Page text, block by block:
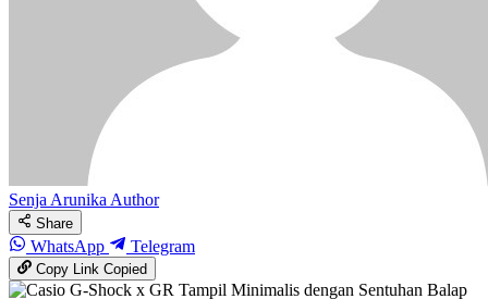
Senja ArunikaAuthor
Share
WhatsApp Telegram
Copy LinkCopied